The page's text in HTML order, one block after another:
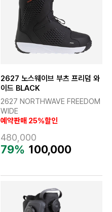
2627 노스웨이브 부츠 프리덤 와
이드 BLACK
2627 NORTHWAVE FREEDOM
WIDE
예약판매 25%할인
480,000
79% 100,000